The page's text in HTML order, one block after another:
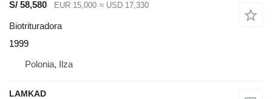
S/ 58,580
EUR 15,000 ≈ USD 17,330
Biotrituradora
1999
Polonia, Ilza
LAMKAD